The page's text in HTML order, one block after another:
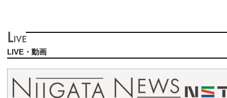
LIVE・動画